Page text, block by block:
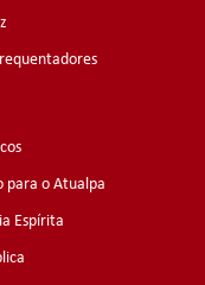
para o Atualpa
Espírita